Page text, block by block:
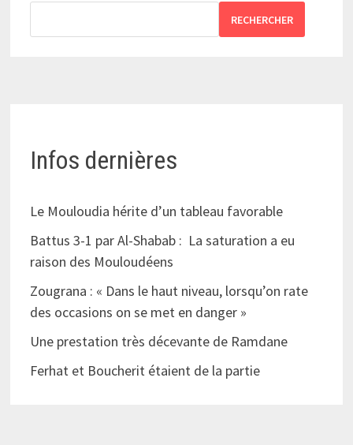
RECHERCHER
Infos dernières
Le Mouloudia hérite d’un tableau favorable
Battus 3-1 par Al-Shabab : La saturation a eu
raison des Mouloudéens
Zougrana : « Dans le haut niveau, lorsqu’on rate
des occasions on se met en danger »
Une prestation très décevante de Ramdane
Ferhat et Boucherit étaient de la partie